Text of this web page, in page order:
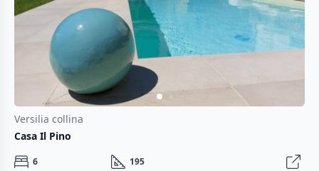
Versilia collina
Casa Il Pino
6 195